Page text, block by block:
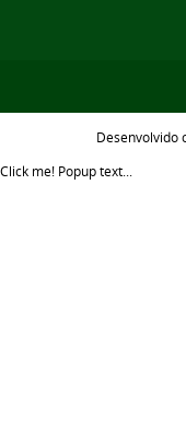
Desenvolvido
Click me! Popup text...